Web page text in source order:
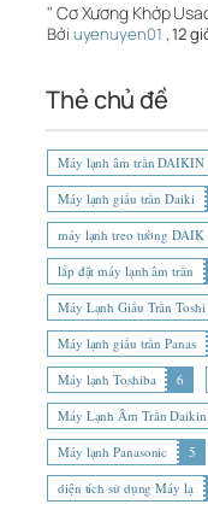
" Cơ Xương Khớp
Bởi uyenuyen01 ,12
Thẻ chủ đề
Máy lạnh âm trần DAIKIN
Máy lạnh giấu trần Daiki
máy lạnh treo tường DAIK
lắp đặt máy lạnh âm trần
Máy Lạnh Giấu Trần Toshi
Máy lạnh giấu trần Panas
Máy lạnh Toshiba
6
Máy Lạnh Âm Trần
Máy lạnh Panasonic
5
diện tích sử dụng Máy lạ